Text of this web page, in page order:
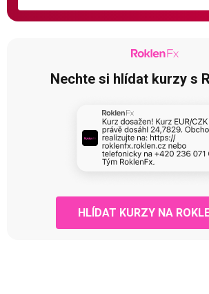
Nechte si hlídat kurzy s
HLÍDAT KURZY NA